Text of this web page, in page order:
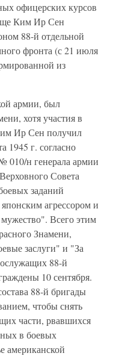
офицерских курсов
Ким Ир Сен
88-й отдельной
фронта (с 21 июля
из
армии, был
хотя участия в
Ир Сен получил
1945 г. согласно
н генерала армии
Совета
заданий
агрессором и
Всего этим
Знамени,
заслуги" и "За
88-й
10 сентября.
88-й бригады
чтобы снять
части, рвавшихся
в боевых
американской